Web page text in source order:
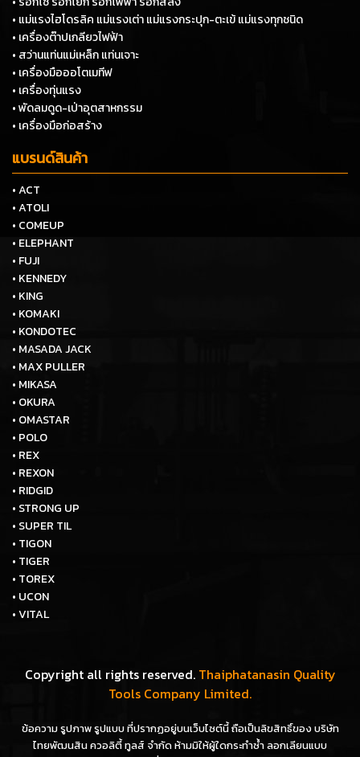
• แม่แรงไฮโดรลิค แม่แรงเต่า แม่แรงกระปุก-ตะเข้ แม่แรงทุกชนิด
• เครื่องต๊าปเกลียวไฟฟ้า
• สว่านแท่นแม่เหล็ก แท่นเจาะ
• เครื่องมือออโตเมทีฟ
• เครื่องทุ่นแรง
• พัดลมดูด-เป่าอุตสาหกรรม
• เครื่องมือก่อสร้าง
แบรนด์สินค้า
• ACT
• ATOLI
• COMEUP
• ELEPHANT
• FUJI
• KENNEDY
• KING
• KOMAKI
• KONDOTEC
• MASADA JACK
• MAX PULLER
• MIKASA
• OKURA
• OMASTAR
• POLO
• REX
• REXON
• RIDGID
• STRONG UP
• SUPER TIL
• TIGON
• TIGER
• TOREX
• UCON
• VITAL
Copyright all rights reserved. Thaiphatanasin Quality
Tools Company Limited.
ข้อความ รูปภาพ รูปแบบ ที่ปรากฏอยู่บนเว็บไซต์นี้ ถือเป็นลิขสิทธิ์ของ บริษัท
ไทยพัฒนสิน ควอลิตี้ ทูลส์ จำกัด ห้ามมิให้ผู้ใดกระทำซ้ำ ลอกเลียนแบบ